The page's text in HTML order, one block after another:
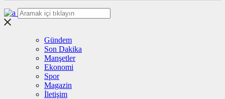
Gündem
Son Dakika
Manşetler
Ekonomi
Spor
Magazin
İletişim